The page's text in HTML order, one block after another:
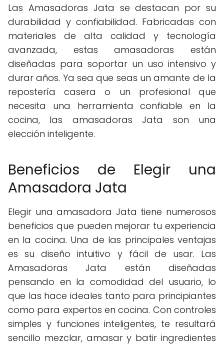
Las Amasadoras Jata se destacan por su
durabilidad y confiabilidad. Fabricadas con
materiales de alta calidad y tecnología
avanzada, estas amasadoras están
diseñadas para soportar un uso intensivo y
durar años. Ya sea que seas un amante de la
repostería casera o un profesional que
necesita una herramienta confiable en la
cocina, las amasadoras Jata son una
elección inteligente.
Beneficios de Elegir una
Amasadora Jata
Elegir una amasadora Jata tiene numerosos
beneficios que pueden mejorar tu experiencia
en la cocina. Una de las principales ventajas
es su diseño intuitivo y fácil de usar. Las
Amasadoras Jata están diseñadas
pensando en la comodidad del usuario, lo
que las hace ideales tanto para principiantes
como para expertos en cocina. Con controles
simples y funciones inteligentes, te resultará
sencillo mezclar, amasar y batir ingredientes